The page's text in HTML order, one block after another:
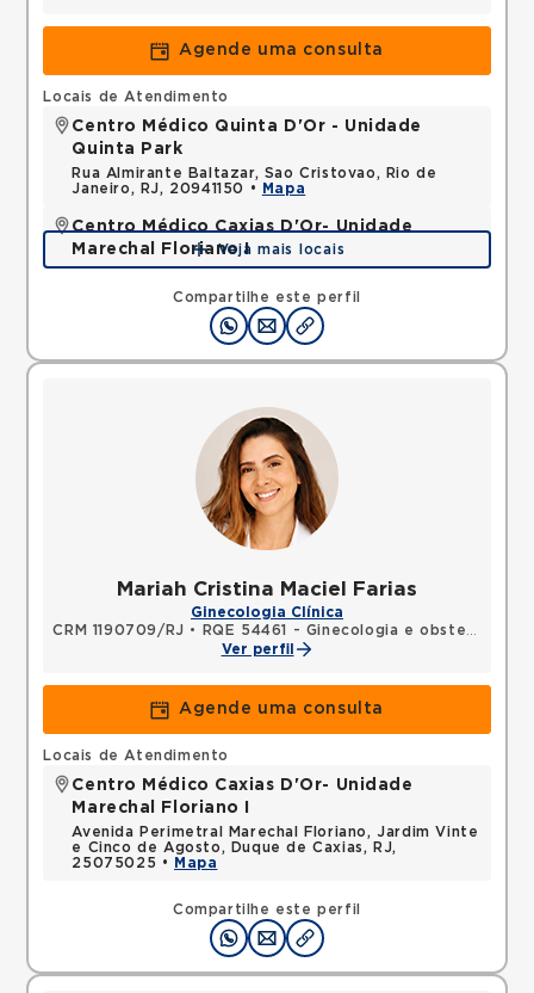
Agende uma consulta
Compartilhe este perfil
Locais de Atendimento
Centro Médico Quinta D'Or - Unidade
Quinta Park
Rua Almirante Baltazar, Sao Cristovao, Rio de
Janeiro, RJ, 20941150 •
Mapa
Centro Médico Caxias D'Or- Unidade
Marechal Floriano I
Avenida Perimetral Marechal Floriano, Jardim Vinte
e Cinco de Agosto, Duque de Caxias, RJ,
25075025 •Mapa
Veja mais locais
Mariah Cristina Maciel Farias
Ginecologia Clínica
CRM 1190709/RJ •
RQE 54461 - Ginecologia e obstetrícia
Ver perfil
Agende uma consulta
Compartilhe este perfil
Locais de Atendimento
Centro Médico Caxias D'Or- Unidade
Marechal Floriano I
Avenida Perimetral Marechal Floriano, Jardim Vinte
e Cinco de Agosto, Duque de Caxias, RJ,
25075025 •
Mapa